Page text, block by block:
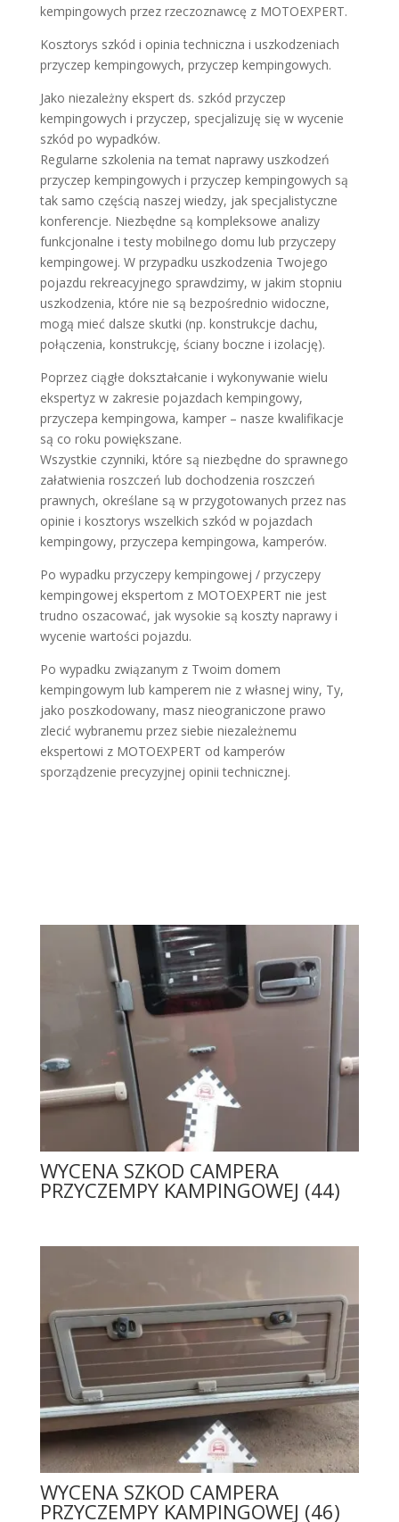
kempingowych przez rzeczoznawcę z MOTOEXPERT.
Kosztorys szkód i opinia techniczna i uszkodzeniach
przyczep kempingowych, przyczep kempingowych.
Jako niezależny ekspert ds. szkód przyczep
kempingowych i przyczep, specjalizuję się w wycenie
szkód po wypadków.
Regularne szkolenia na temat naprawy uszkodzeń
przyczep kempingowych i przyczep kempingowych są
tak samo częścią naszej wiedzy, jak specjalistyczne
konferencje. Niezbędne są kompleksowe analizy
funkcjonalne i testy mobilnego domu lub przyczepy
kempingowej. W przypadku uszkodzenia Twojego
pojazdu rekreacyjnego sprawdzimy, w jakim stopniu
uszkodzenia, które nie są bezpośrednio widoczne,
mogą mieć dalsze skutki (np. konstrukcje dachu,
połączenia, konstrukcję, ściany boczne i izolację).
Poprzez ciągłe dokształcanie i wykonywanie wielu
ekspertyz w zakresie pojazdach kempingowy,
przyczepa kempingowa, kamper – nasze kwalifikacje
są co roku powiększane.
Wszystkie czynniki, które są niezbędne do sprawnego
załatwienia roszczeń lub dochodzenia roszczeń
prawnych, określane są w przygotowanych przez nas
opinie i kosztorys wszelkich szkód w pojazdach
kempingowy, przyczepa kempingowa, kamperów.
Po wypadku przyczepy kempingowej / przyczepy
kempingowej ekspertom z MOTOEXPERT nie jest
trudno oszacować, jak wysokie są koszty naprawy i
wycenie wartości pojazdu.
Po wypadku związanym z Twoim domem
kempingowym lub kamperem nie z własnej winy, Ty,
jako poszkodowany, masz nieograniczone prawo
zlecić wybranemu przez siebie niezależnemu
ekspertowi z MOTOEXPERT od kamperów
sporządzenie precyzyjnej opinii technicznej.
WYCENA SZKOD CAMPERA
PRZYCZEMPY KAMPINGOWEJ (44)
WYCENA SZKOD CAMPERA
PRZYCZEMPY KAMPINGOWEJ (46)